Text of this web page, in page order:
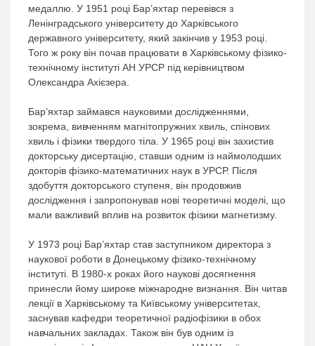
медаллю. У 1951 році Бар’яхтар перевівся з
Ленінградського університету до Харківського
державного університету, який закінчив у 1953 році.
Того ж року він почав працювати в Харківському фізико-
технічному інституті АН УРСР під керівництвом
Олександра Ахієзера.
Бар’яхтар займався науковими дослідженнями,
зокрема, вивченням магнітопружних хвиль, спінових
хвиль і фізики твердого тіла. У 1965 році він захистив
докторську дисертацію, ставши одним із наймолодших
докторів фізико-математичних наук в УРСР. Після
здобуття докторського ступеня, він продовжив
дослідження і запропонував нові теоретичні моделі, що
мали важливий вплив на розвиток фізики магнетизму.
У 1973 році Бар’яхтар став заступником директора з
наукової роботи в Донецькому фізико-технічному
інституті. В 1980-х роках його наукові досягнення
принесли йому широке міжнародне визнання. Він читав
лекції в Харківському та Київському університетах,
заснував кафедри теоретичної радіофізики в обох
навчальних закладах. Також він був одним із